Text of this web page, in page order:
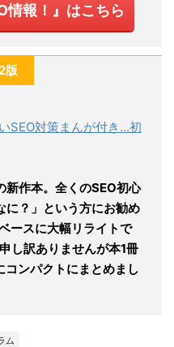
情報！』はこちら
版
SEO対策まんが付き…初
新作本。全くのSEO初心
に？」という方にお勧め
ースに大幅リライトで
し訳ありませんが本1冊
ンパクトにまとめまし
ム